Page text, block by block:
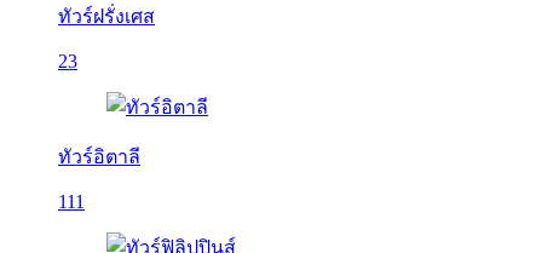
ทัวร์ฝรั่งเศส
23
ทัวร์อิตาลี
111